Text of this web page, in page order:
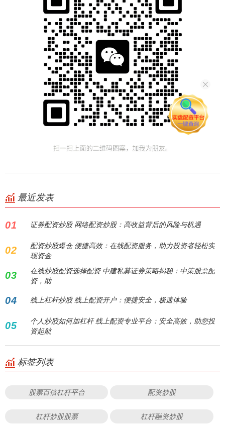
最近发表
01 证券配资炒股 网络配资炒股：高收益背后的风险与机遇
02
配资炒股爆仓 便捷高效：在线配资服务，助力投资者轻松实
现资金
03
在线炒股配资选择配资 中建私募证券策略揭秘：中策股票配
资，助
04 线上杠杆炒股 线上配资开户：便捷安全，极速体验
05
个人炒股如何加杠杆 线上配资专业平台：安全高效，助您投
资起航
标签列表
股票百倍杠杆平台 配资炒股
杠杆炒股股票 杠杆融资炒股